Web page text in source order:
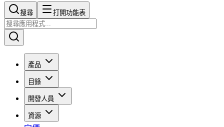
搜尋​​​​ 打開功能表
產品
目錄
開發人員
資源